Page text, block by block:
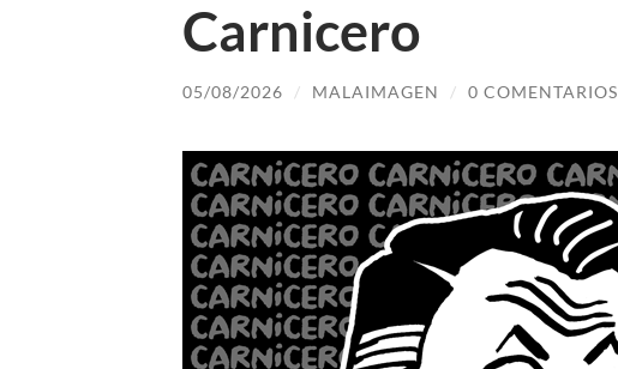
Carnicero
05/08/2026 / MALAIMAGEN / 0 COMENTARIOS